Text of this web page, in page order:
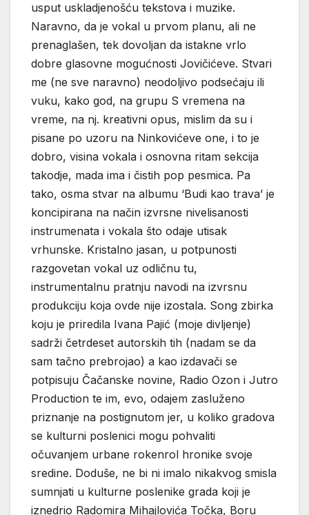
usput uskladjenošću tekstova i muzike.
Naravno, da je vokal u prvom planu, ali ne
prenaglašen, tek dovoljan da istakne vrlo
dobre glasovne mogućnosti Jovičićeve. Stvari
me (ne sve naravno) neodoljivo podsećaju ili
vuku, kako god, na grupu S vremena na
vreme, na nj. kreativni opus, mislim da su i
pisane po uzoru na Ninkovićeve one, i to je
dobro, visina vokala i osnovna ritam sekcija
takodje, mada ima i čistih pop pesmica. Pa
tako, osma stvar na albumu ‘Budi kao trava’ je
koncipirana na način izvrsne nivelisanosti
instrumenata i vokala što odaje utisak
vrhunske. Kristalno jasan, u potpunosti
razgovetan vokal uz odličnu tu,
instrumentalnu pratnju navodi na izvrsnu
produkciju koja ovde nije izostala. Song zbirka
koju je priredila Ivana Pajić (moje divljenje)
sadrži četrdeset autorskih tih (nadam se da
sam tačno prebrojao) a kao izdavači se
potpisuju Čačanske novine, Radio Ozon i Jutro
Production te im, evo, odajem zasluženo
priznanje na postignutom jer, u koliko gradova
se kulturni poslenici mogu pohvaliti
očuvanjem urbane rokenrol hronike svoje
sredine. Doduše, ne bi ni imalo nikakvog smisla
sumnjati u kulturne poslenike grada koji je
iznedrio Radomira Mihajlovića Točka, Boru